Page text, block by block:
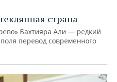
страна
Бахтияра Али — редкий
перевод современного